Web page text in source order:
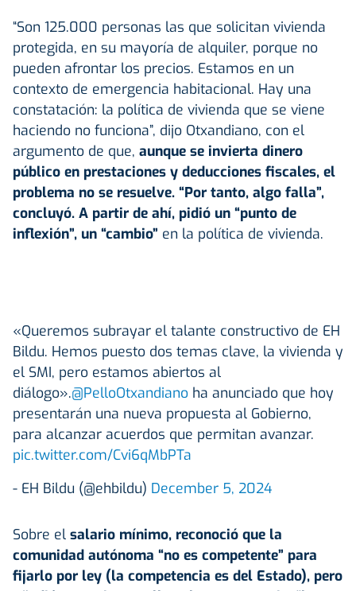
“Son 125.000 personas las que solicitan vivienda
protegida, en su mayoría de alquiler, porque no
pueden afrontar los precios. Estamos en un
contexto de emergencia habitacional. Hay una
constatación: la política de vivienda que se viene
haciendo no funciona”, dijo Otxandiano, con el
argumento de que, aunque se invierta dinero
público en prestaciones y deducciones fiscales, el
problema no se resuelve. “Por tanto, algo falla”,
concluyó. A partir de ahí, pidió un “punto de
inflexión”, un “cambio” en la política de vivienda.
«Queremos subrayar el talante constructivo de EH
Bildu. Hemos puesto dos temas clave, la vivienda y
el SMI, pero estamos abiertos al
diálogo».@PelloOtxandiano ha anunciado que hoy
presentarán una nueva propuesta al Gobierno,
para alcanzar acuerdos que permitan avanzar.
pic.twitter.com/Cvi6qMbPTa
- EH Bildu (@ehbildu) December 5, 2024
Sobre el salario mínimo, reconoció que la
comunidad autónoma “no es competente” para
fijarlo por ley (la competencia es del Estado), pero